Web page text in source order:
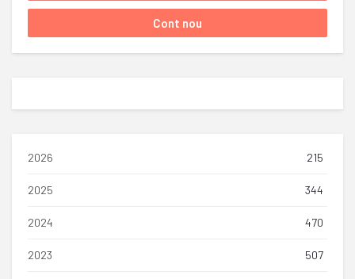
2026 215
2025 344
2024 470
2023 507